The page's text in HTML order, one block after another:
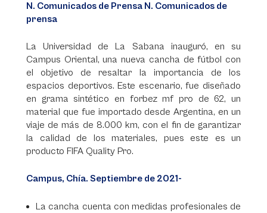
N. Comunicados de Prensa N. Comunicados de
prensa
La Universidad de La Sabana inauguró, en su
Campus Oriental, una nueva cancha de fútbol con
el objetivo de resaltar la importancia de los
espacios deportivos. Este escenario, fue diseñado
en grama sintético en forbez mf pro de 62, un
material que fue importado desde Argentina, en un
viaje de más de 8.000 km, con el fin de garantizar
la calidad de los materiales, pues este es un
producto FIFA Quality Pro.
Campus, Chía. Septiembre de 2021-
La cancha cuenta con medidas profesionales de